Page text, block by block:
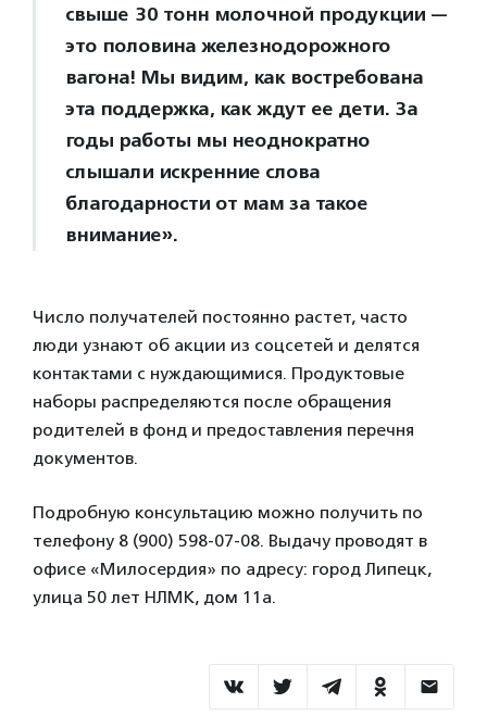
свыше 30 тонн молочной продукции —
это половина железнодорожного
вагона! Мы видим, как востребована
эта поддержка, как ждут ее дети. За
годы работы мы неоднократно
слышали искренние слова
благодарности от мам за такое
внимание».
Число получателей постоянно растет, часто
люди узнают об акции из соцсетей и делятся
контактами с нуждающимися. Продуктовые
наборы распределяются после обращения
родителей в фонд и предоставления перечня
документов.
Подробную консультацию можно получить по
телефону 8 (900) 598-07-08. Выдачу проводят в
офисе «Милосердия» по адресу: город Липецк,
улица 50 лет НЛМК, дом 11а.